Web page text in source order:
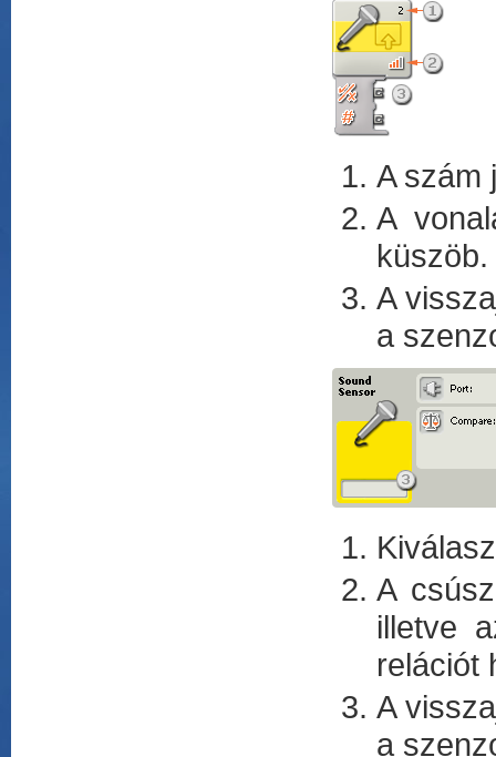
A szám
A
küszöb.
A
a
A
illetve
relációt
A
a